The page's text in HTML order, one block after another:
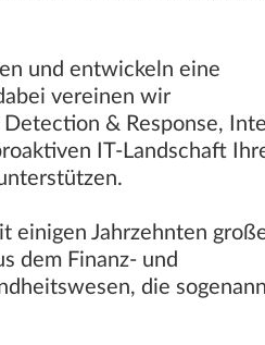
und entwickeln eine
vereinen wir
& Response,
IT-Landschaft
einigen Jahrzehnten
dem Finanz- und
die